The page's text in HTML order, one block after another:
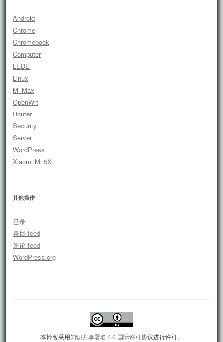
Android
Chrome
Chromebook
Computer
LEDE
Linux
Mi Max
OpenWrt
Router
Security
Server
WordPress
Xiaomi Mi 5X
其他操作
登录
条目 feed
评论 feed
WordPress.org
本博客采用知识共享署名 4.0 国际许可协议进行许可。